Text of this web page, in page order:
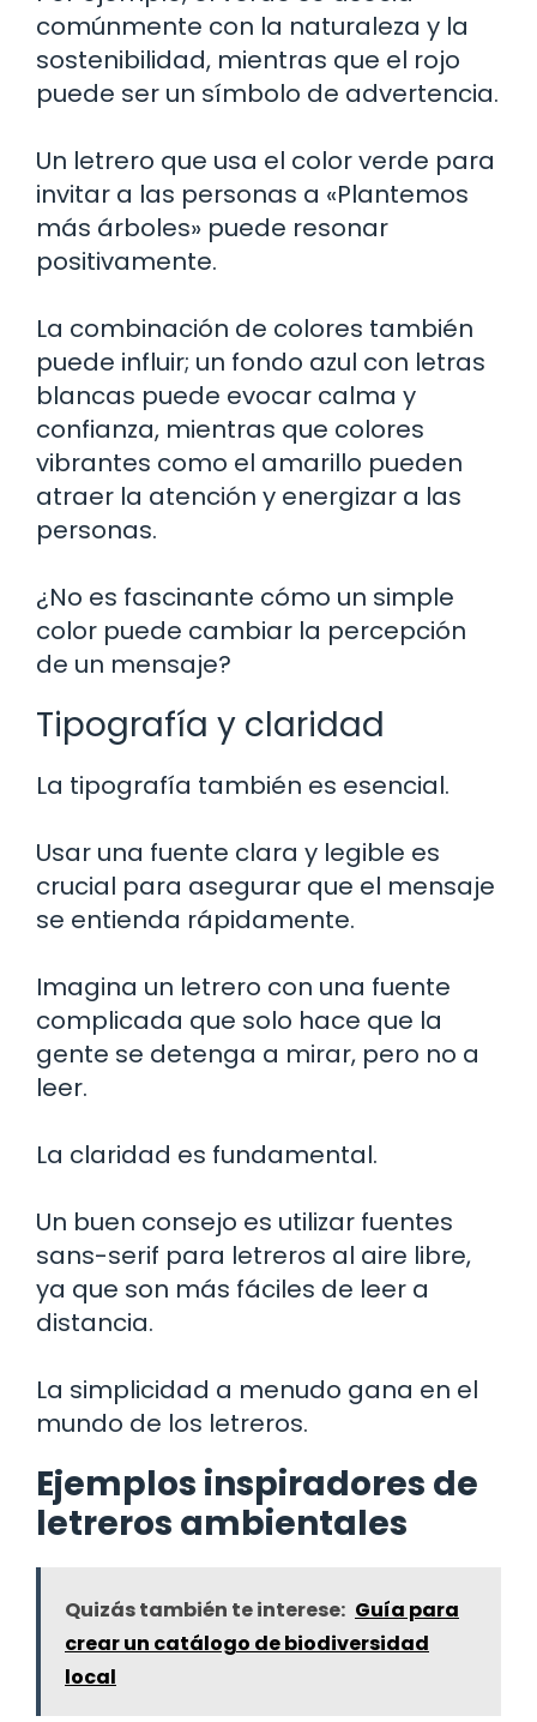
comúnmente con la naturaleza y la
sostenibilidad, mientras que el rojo
puede ser un símbolo de advertencia.
Un letrero que usa el color verde para
invitar a las personas a «Plantemos
más árboles» puede resonar
positivamente.
La combinación de colores también
puede influir; un fondo azul con letras
blancas puede evocar calma y
confianza, mientras que colores
vibrantes como el amarillo pueden
atraer la atención y energizar a las
personas.
¿No es fascinante cómo un simple
color puede cambiar la percepción
de un mensaje?
Tipografía y claridad
La tipografía también es esencial.
Usar una fuente clara y legible es
crucial para asegurar que el mensaje
se entienda rápidamente.
Imagina un letrero con una fuente
complicada que solo hace que la
gente se detenga a mirar, pero no a
leer.
La claridad es fundamental.
Un buen consejo es utilizar fuentes
sans-serif para letreros al aire libre,
ya que son más fáciles de leer a
distancia.
La simplicidad a menudo gana en el
mundo de los letreros.
Ejemplos inspiradores de
letreros ambientales
Quizás también te interese: Guía para
crear un catálogo de biodiversidad
local